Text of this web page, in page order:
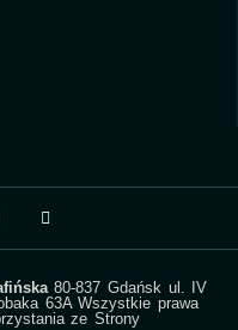
80-837 Gdańsk ul. IV
63A Wszystkie prawa
ze Strony